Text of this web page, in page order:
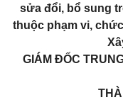
sửa đổi, bổ sung
thuộc phạm vi,
GIÁM ĐỐC